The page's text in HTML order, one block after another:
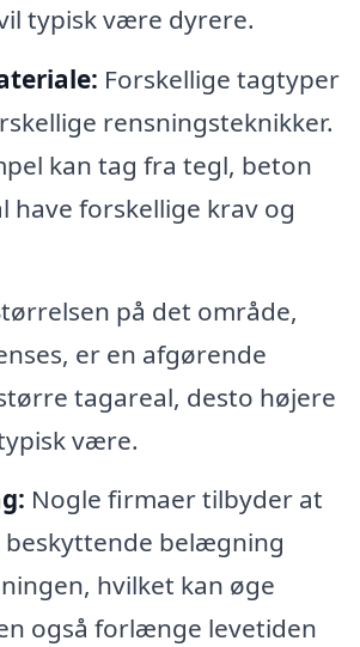
typisk være dyrere.
Forskellige tagtyper
rensningsteknikker.
kan tag fra tegl, beton
have forskellige krav og
på det område,
er en afgørende
tagareal, desto højere
være.
Nogle firmaer tilbyder at
beskyttende belægning
hvilket kan øge
også forlænge levetiden